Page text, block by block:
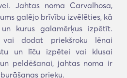
Jahtas noma Carvalhosa,
galējo brīvību izvēlēties, kā
kurus galamērķus izpētīt.
dodat priekšroku lēnai
un līču izpētei vai klusai
peldēšanai, jahtas noma ir
prieku.